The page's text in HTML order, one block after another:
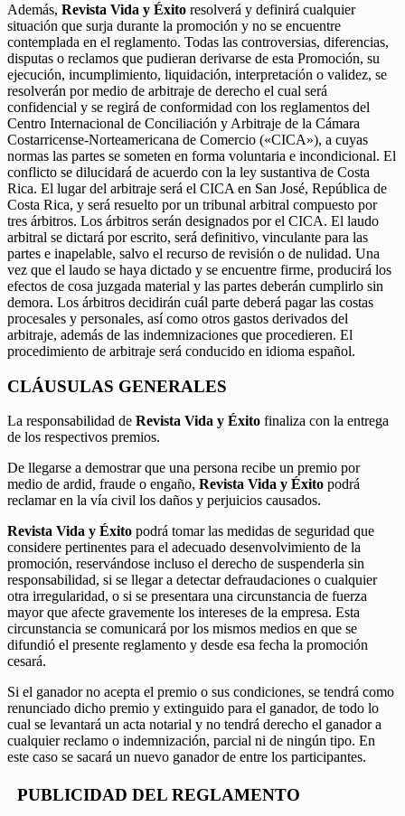
Además, Revista Vida y Éxito resolverá y definirá cualquier
situación que surja durante la promoción y no se encuentre
contemplada en el reglamento. Todas las controversias, diferencias,
disputas o reclamos que pudieran derivarse de esta Promoción, su
ejecución, incumplimiento, liquidación, interpretación o validez, se
resolverán por medio de arbitraje de derecho el cual será
confidencial y se regirá de conformidad con los reglamentos del
Centro Internacional de Conciliación y Arbitraje de la Cámara
Costarricense-Norteamericana de Comercio («CICA»), a cuyas
normas las partes se someten en forma voluntaria e incondicional. El
conflicto se dilucidará de acuerdo con la ley sustantiva de Costa
Rica. El lugar del arbitraje será el CICA en San José, República de
Costa Rica, y será resuelto por un tribunal arbitral compuesto por
tres árbitros. Los árbitros serán designados por el CICA. El laudo
arbitral se dictará por escrito, será definitivo, vinculante para las
partes e inapelable, salvo el recurso de revisión o de nulidad. Una
vez que el laudo se haya dictado y se encuentre firme, producirá los
efectos de cosa juzgada material y las partes deberán cumplirlo sin
demora. Los árbitros decidirán cuál parte deberá pagar las costas
procesales y personales, así como otros gastos derivados del
arbitraje, además de las indemnizaciones que procedieren. El
procedimiento de arbitraje será conducido en idioma español.
CLÁUSULAS GENERALES
La responsabilidad de Revista Vida y Éxito finaliza con la entrega
de los respectivos premios.
De llegarse a demostrar que una persona recibe un premio por
medio de ardid, fraude o engaño, Revista Vida y Éxito podrá
reclamar en la vía civil los daños y perjuicios causados.
Revista Vida y Éxito podrá tomar las medidas de seguridad que
considere pertinentes para el adecuado desenvolvimiento de la
promoción, reservándose incluso el derecho de suspenderla sin
responsabilidad, si se llegar a detectar defraudaciones o cualquier
otra irregularidad, o si se presentara una circunstancia de fuerza
mayor que afecte gravemente los intereses de la empresa. Esta
circunstancia se comunicará por los mismos medios en que se
difundió el presente reglamento y desde esa fecha la promoción
cesará.
Si el ganador no acepta el premio o sus condiciones, se tendrá como
renunciado dicho premio y extinguido para el ganador, de todo lo
cual se levantará un acta notarial y no tendrá derecho el ganador a
cualquier reclamo o indemnización, parcial ni de ningún tipo. En
este caso se sacará un nuevo ganador de entre los participantes.
PUBLICIDAD DEL REGLAMENTO